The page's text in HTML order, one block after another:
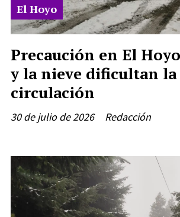
Precaución en El
y la nieve dificultan la
circulación
Redacción
El Hoyo
30 de julio de 2026